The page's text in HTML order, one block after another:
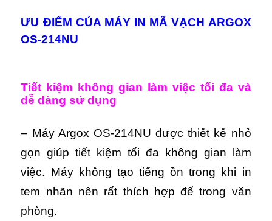
ƯU ĐIỂM CỦA MÁY IN MÃ VẠCH ARGOX
OS-214NU
Tiết kiệm không gian làm việc tối đa và
dễ dàng sử dụng
– Máy Argox OS-214NU được thiết kế nhỏ
gọn giúp tiết kiệm tối đa không gian làm
việc. Máykhông tạo tiếng ồn trong khi in
tem nhãn nên rất thích hợp để trong văn
phòng.